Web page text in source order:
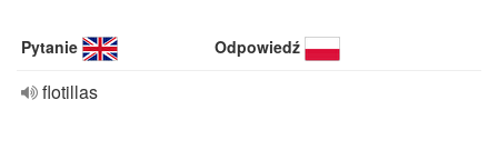
Pytanie Odpowiedź
flotillas